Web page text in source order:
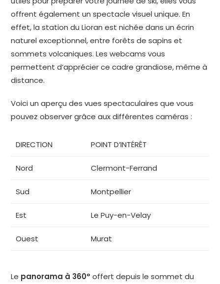
offrent également un spectacle visuel unique. En
effet, la station du Lioran est nichée dans un écrin
naturel exceptionnel, entre forêts de sapins et
sommets volcaniques. Les webcams vous
permettent d’apprécier ce cadre grandiose, même à
distance.
Voici un aperçu des vues spectaculaires que vous
pouvez observer grâce aux différentes caméras :
DIRECTION POINT D’INTÉRÊT
Nord Clermont-Ferrand
Sud Montpellier
Est Le Puy-en-Velay
Ouest Murat
Le panorama à 360° offert depuis le sommet du